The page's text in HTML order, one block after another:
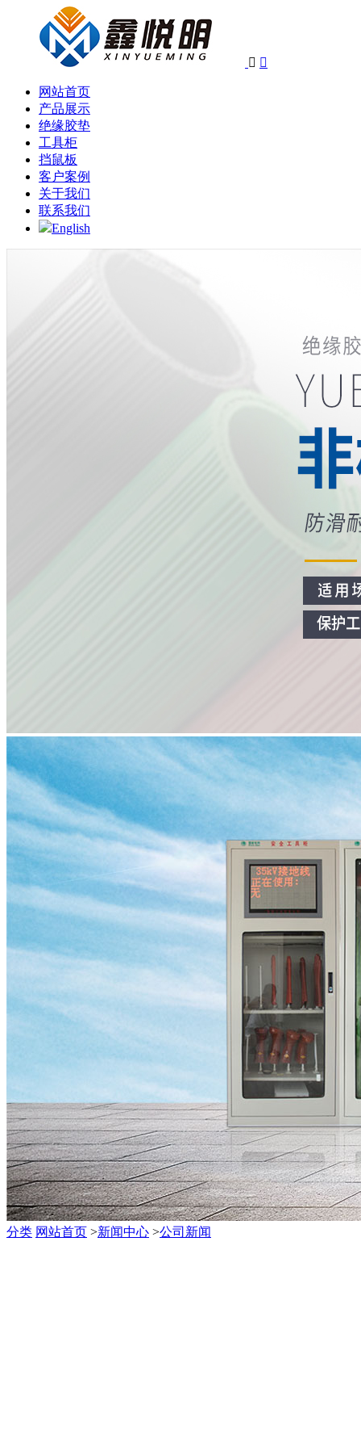
 
网站首页
产品展示
绝缘胶垫
工具柜
挡鼠板
客户案例
关于我们
联系我们
English
分类 网站首页 >新闻中心 >公司新闻